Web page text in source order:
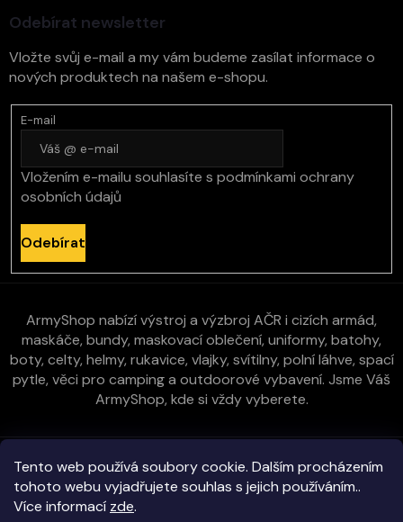
Tento web používá soubory cookie. Dalším procházením
tohoto webu vyjadřujete souhlas s jejich používáním..
Více informací zde.
Odebírat newsletter
Vložte svůj e-mail a my vám budeme zasílat informace o
nových produktech na našem e-shopu.
E-mail
Vložením e-mailu souhlasíte s podmínkami ochrany
osobních údajů
Odebírat
ArmyShop nabízí výstroj a výzbroj AČR i cizích armád,
maskáče, bundy, maskovací oblečení, uniformy, batohy,
boty, celty, helmy, rukavice, vlajky, svítilny, polní láhve, spací
pytle, věci pro camping a outdoorové vybavení. Jsme Váš
ArmyShop, kde si vždy vyberete.
Zákaznická péče
Vše o nákupu